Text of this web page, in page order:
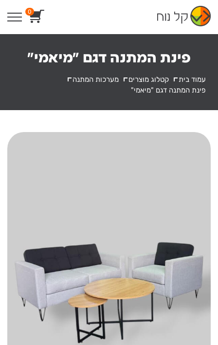
content
0
פינת המתנה דגם "מיאמי"
עמוד בית קטלוג מוצרים
מערכות המתנה
פינת המתנה דגם "מיאמי"